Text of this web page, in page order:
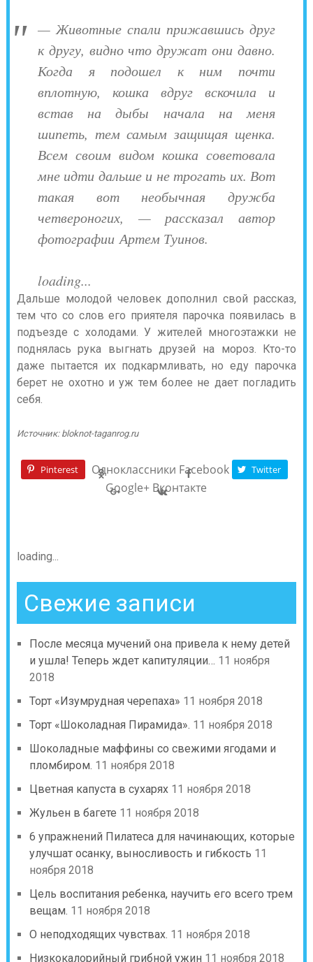
— Животные спали прижавшись друг
к другу, видно что дружат они давно.
Когда я подошел к ним почти
вплотную, кошка вдруг вскочила и
встав на дыбы начала на меня
шипеть, тем самым защищая щенка.
Всем своим видом кошка советовала
мне идти дальше и не трогать их. Вот
такая вот необычная дружба
четвероногих, — рассказал автор
фотографии Артем Туинов.
loading...
Дальше молодой человек дополнил свой рассказ,
тем что со слов его приятеля парочка появилась в
подъезде с холодами. У жителей многоэтажки не
поднялась рука выгнать друзей на мороз. Кто-то
даже пытается их подкармливать, но еду парочка
берет не охотно и уж тем более не дает погладить
себя.
Источник: bloknot-taganrog.ru
Pinterest Одноклассники Facebook Twitter
Google+ Вконтакте
loading...
Свежие записи
После месяца мучений она привела к нему детей
и ушла! Теперь ждет капитуляции… 11 ноября
2018
Торт «Изумрудная черепаха» 11 ноября 2018
Торт «Шоколадная Пирамида». 11 ноября 2018
Шоколадные маффины со свежими ягодами и
пломбиром. 11 ноября 2018
Цветная капуста в сухарях 11 ноября 2018
Жульен в багете 11 ноября 2018
6 упражнений Пилатеса для начинающих, которые
улучшат осанку, выносливость и гибкость 11
ноября 2018
Цель воспитания ребенка, научить его всего трем
вещам. 11 ноября 2018
О неподходящих чувствах. 11 ноября 2018
Низкокалорийный грибной ужин 11 ноября 2018